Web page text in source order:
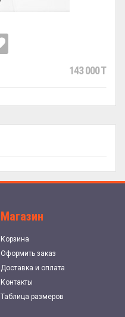
143 000 T
Магазин
Корзина
Оформить заказ
Доставка и оплата
Контакты
Таблица размеров